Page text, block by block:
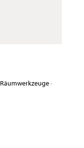
Räumwerkzeuge·